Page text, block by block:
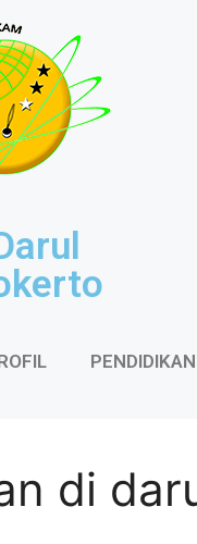
PENDIDIKAN
di